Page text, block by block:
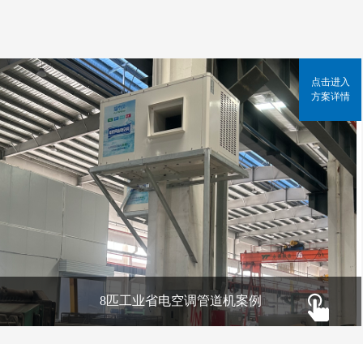
8匹工业省电空调管道机案例
点击进入
方案详情